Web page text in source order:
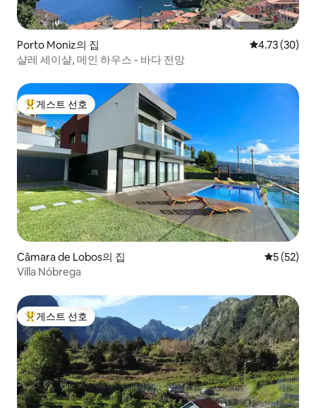
Porto Moniz의 집 평점 4.73점
4.73 (30)
샬레 세이샬, 메인 하우스 - 바다 전망
상위 게스트 선호
게스트 선호
Câmara de Lobos의 집 평점 5점
5 (52)
Villa Nóbrega
상위 게스트 선호
게스트 선호